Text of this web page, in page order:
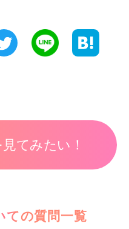
てみたい！
ての質問一覧